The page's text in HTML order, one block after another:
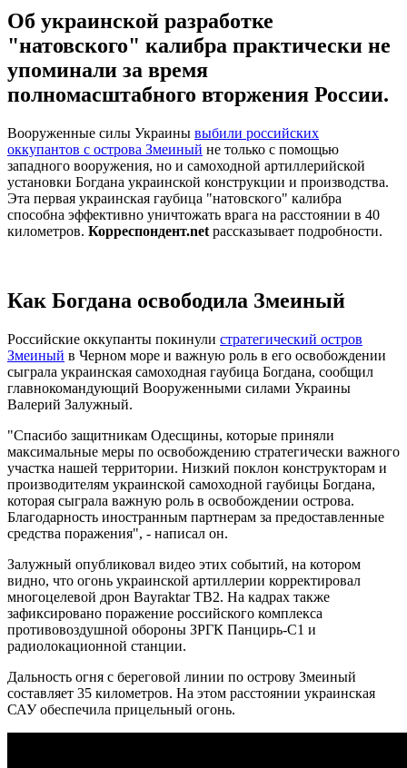
Об украинской разработке
"натовского" калибра практически не
упоминали за время
полномасштабного вторжения России.
Вооруженные силы Украины выбили российских
оккупантов с острова Змеиный не только с помощью
западного вооружения, но и самоходной артиллерийской
установки Богдана украинской конструкции и производства.
Эта первая украинская гаубица "натовского" калибра
способна эффективно уничтожать врага на расстоянии в 40
километров. Корреспондент.net рассказывает подробности.
Как Богдана освободила Змеиный
Российские оккупанты покинули стратегический остров
Змеиный в Черном море и важную роль в его освобождении
сыграла украинская самоходная гаубица Богдана, сообщил
главнокомандующий Вооруженными силами Украины
Валерий Залужный.
"Спасибо защитникам Одесщины, которые приняли
максимальные меры по освобождению стратегически важного
участка нашей территории. Низкий поклон конструкторам и
производителям украинской самоходной гаубицы Богдана,
которая сыграла важную роль в освобождении острова.
Благодарность иностранным партнерам за предоставленные
средства поражения", - написал он.
Залужный опубликовал видео этих событий, на котором
видно, что огонь украинской артиллерии корректировал
многоцелевой дрон Bayraktar TB2. На кадрах также
зафиксировано поражение российского комплекса
противовоздушной обороны ЗРГК Панцирь-С1 и
радиолокационной станции.
Дальность огня с береговой линии по острову Змеиный
составляет 35 километров. На этом расстоянии украинская
САУ обеспечила прицельный огонь.